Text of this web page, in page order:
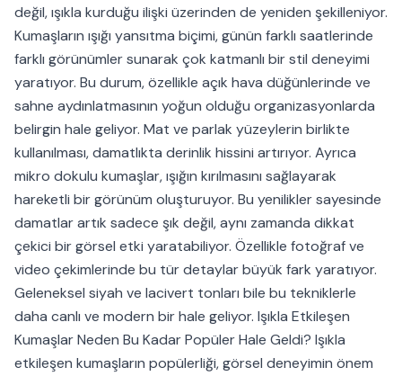
değil, ışıkla kurduğu ilişki üzerinden de yeniden şekilleniyor.
Kumaşların ışığı yansıtma biçimi, günün farklı saatlerinde
farklı görünümler sunarak çok katmanlı bir stil deneyimi
yaratıyor. Bu durum, özellikle açık hava düğünlerinde ve
sahne aydınlatmasının yoğun olduğu organizasyonlarda
belirgin hale geliyor. Mat ve parlak yüzeylerin birlikte
kullanılması, damatlıkta derinlik hissini artırıyor. Ayrıca
mikro dokulu kumaşlar, ışığın kırılmasını sağlayarak
hareketli bir görünüm oluşturuyor. Bu yenilikler sayesinde
damatlar artık sadece şık değil, aynı zamanda dikkat
çekici bir görsel etki yaratabiliyor. Özellikle fotoğraf ve
video çekimlerinde bu tür detaylar büyük fark yaratıyor.
Geleneksel siyah ve lacivert tonları bile bu tekniklerle
daha canlı ve modern bir hale geliyor. Işıkla Etkileşen
Kumaşlar Neden Bu Kadar Popüler Hale Geldi? Işıkla
etkileşen kumaşların popülerliği, görsel deneyimin önem